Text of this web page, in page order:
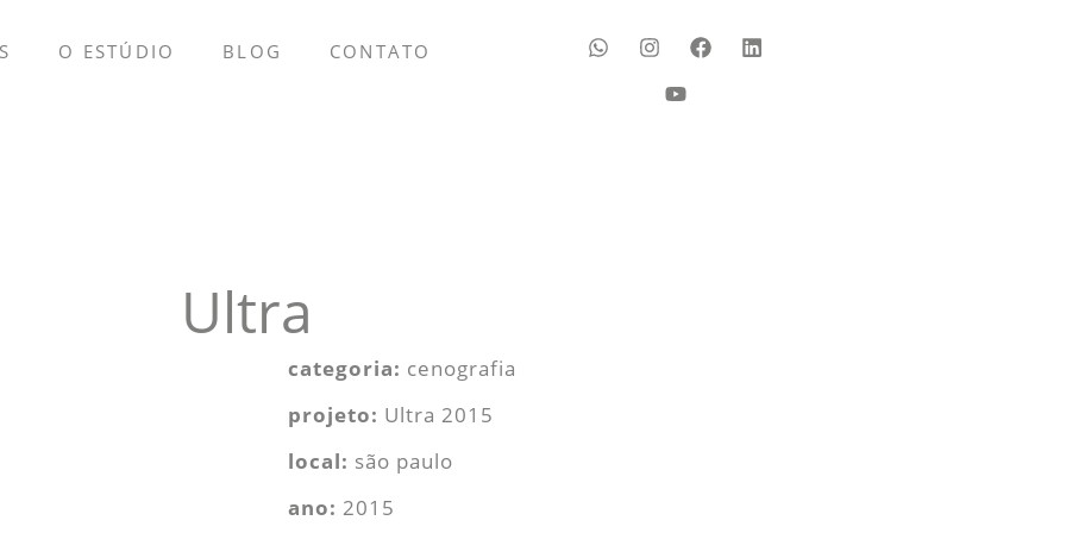
O ESTÚDIO BLOG CONTATO
Ultra
categoria: cenografia
projeto: Ultra 2015
local: são paulo
ano: 2015